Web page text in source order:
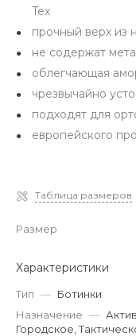
Tex
прочный верх из
не содержат
облегчающая
чрезвычайно
подходят для
европейского
Таблица размеров
Размер
Характеристики
Тип — Ботинки
Назначение —
Городское,